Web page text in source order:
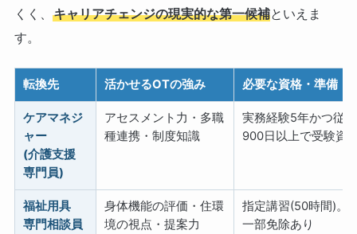
くく、 キャリアチェンジの現実的な第一候補といえま
す。
転換先 活かせるOTの強み 必要な資格・準備
ケアマネジ
ャー
(介護支援
専門員)
アセスメント力・多職
種連携・制度知識
実務経験5年かつ従
900日以上で受験資
福祉用具
専門相談員
身体機能の評価・住環
境の視点・提案力
指定講習(50時間)。
一部免除あり